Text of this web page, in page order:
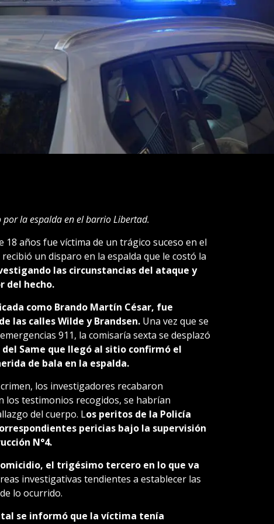
la espalda en el barrio Libertad.
18 años fue víctima de un trágico suceso en el
un disparo en la espalda que le costó la
las circunstancias del ataque y
del hecho.
como Brando Martín César, fue
las calles Wilde y Brandsen.Una vez que se
911, la comisaría sexta se desplazó
del Same que llegó al sitio confirmó el
de bala en la espalda.
los investigadores recabaron
los testimonios recogidos, se habrían
del cuerpo. Los peritos de la Policía
pericias bajo la supervisión
N°4.
el trigésimo tercero en lo que va
investigativas tendientes a establecer las
lo ocurrido.
se informó que la víctima tenía